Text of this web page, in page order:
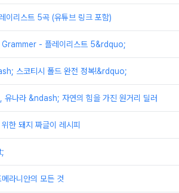
이리스트 5곡 (유튜브 링크 포함)
- 플레이리스트 5&rdquo;
스코티시 폴드 완전 정복!&rdquo;
유나라 &ndash; 자연의 힘을 가진 원거리 딜러
한 돼지 짜글이 레시피
라니안의 모든 것